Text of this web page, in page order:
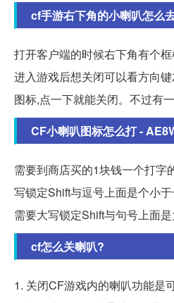
cf手游右下角的小喇叭怎么
打开客户端的时候右下角有个
进入游戏后想关闭可以看方向
图标,点一下就能关闭。不过有
CF小喇叭图标怎么打 -
需要到商店买的1块钱一个打字
写锁定Shift与逗号上面是个小
需要大写锁定Shift与句号上面是
cf怎么关喇叭?
1. 关闭CF游戏内的喇叭功能是